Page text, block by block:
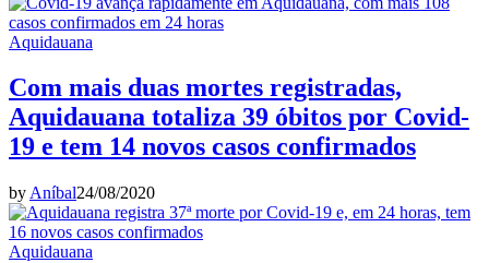
Aquidauana
Com mais duas mortes registradas,
Aquidauana totaliza 39 óbitos por Covid-
19 e tem 14 novos casos confirmados
by Aníbal24/08/2020
Aquidauana